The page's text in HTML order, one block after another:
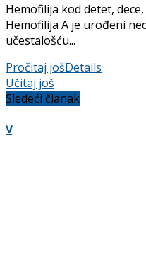
Hemofilija kod detet,
Hemofilija A je urođeni
učesta­lošću...
Pročitaj jošDetails
Učitaj još
Sledeći članak
v